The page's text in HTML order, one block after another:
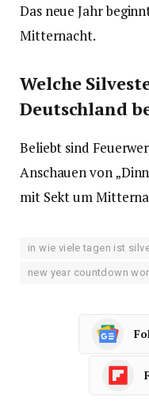
Das neue Jahr
Mitternacht.
Welche
Deutschland
Beliebt sind
Anschauen von
mit Sekt um
in wie viele tagen ist
new year countdown